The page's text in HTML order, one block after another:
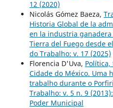
12 (2020)
Nicolás Gómez Baeza,
Historia Global de la
en la industria
Tierra del Fuego desde
do Trabalho: v. 17 (2025)
Florencia D'Uva,
Cidade do México. Uma
trabalho durante o
Trabalho: v. 5 n. 9
Poder Municipal